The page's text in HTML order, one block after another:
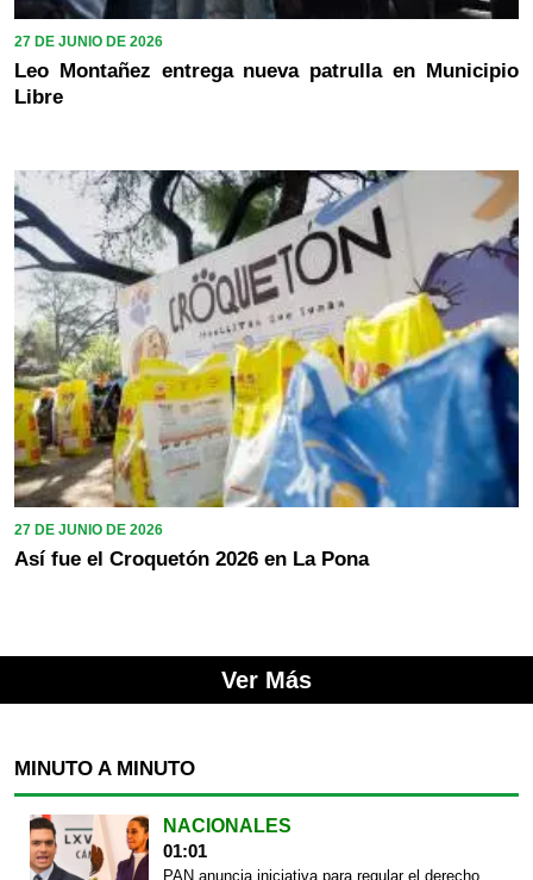
27 DE JUNIO DE 2026
Leo Montañez entrega nueva patrulla en Municipio
Libre
27 DE JUNIO DE 2026
Así fue el Croquetón 2026 en La Pona
Ver Más
MINUTO A MINUTO
NACIONALES
01:01
PAN anuncia iniciativa para regular el derecho